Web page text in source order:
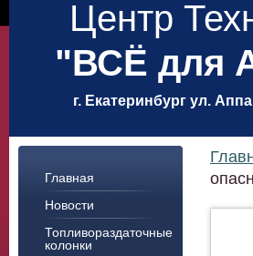
Центр
г. Екатеринбург ул.
"ВСЁ для
Главная
Новости
Топливораздаточные
колонки